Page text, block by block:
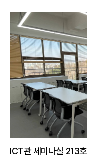
ICT관 세미나실 213호